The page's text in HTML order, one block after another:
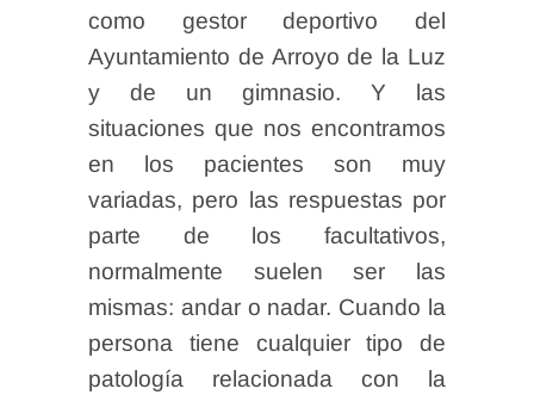
como gestor deportivo del
Ayuntamiento de Arroyo de la Luz
y de un gimnasio. Y las
situaciones que nos encontramos
en los pacientes son muy
variadas, pero las respuestas por
parte de los facultativos,
normalmente suelen ser las
mismas: andar o nadar. Cuando la
persona tiene cualquier tipo de
patología relacionada con la